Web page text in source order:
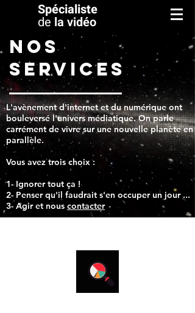
Spécialiste
de la vidéo
NOS
SERVICES
L'avènement d'internet et du numérique ont
bouleversé l'univers médiatique. On parle
carrément de vivre sur une nouvelle planète en
parallèle.
Vous avez trois choix :
1- Ignorer tout ça !
2- Penser qu'il faudrait s'en occuper un jour ...
3- Agir et nous contacter